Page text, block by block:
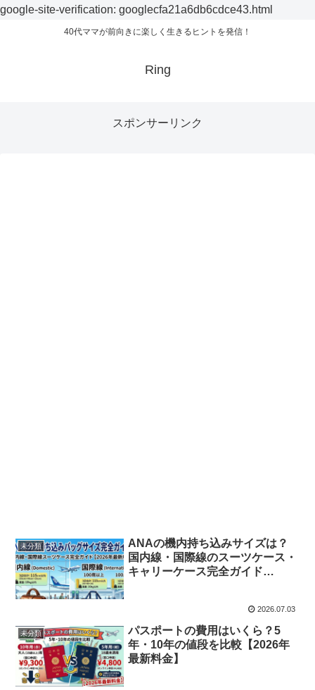
google-site-verification: googlecfa21a6db6cdce43.html
40代ママが前向きに楽しく生きるヒントを発信！
Ring
スポンサーリンク
未分類
ANAの機内持ち込みサイズは？
国内線・国際線のスーツケース・
キャリーケース完全ガイド
2026.07.03
未分類
パスポートの費用はいくら？5
年・10年の値段を比較【2026年
最新料金】